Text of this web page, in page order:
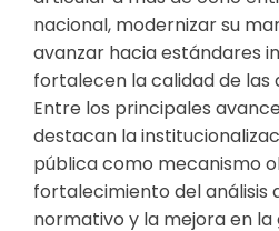
nacional, modernizar su
avanzar hacia estándares
fortalecen la calidad de las
Entre los principales
destacan la
pública como mecanismo
fortalecimiento del análisis
normativo y la mejora en